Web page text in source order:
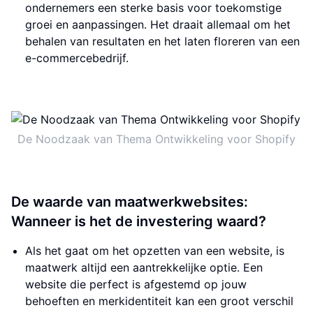
ondernemers een sterke basis voor toekomstige
groei en aanpassingen. Het draait allemaal om het
behalen van resultaten en het laten floreren van een
e-commercebedrijf.
De Noodzaak van Thema Ontwikkeling voor Shopify
De waarde van maatwerkwebsites:
Wanneer is het de investering waard?
Als het gaat om het opzetten van een website, is
maatwerk altijd een aantrekkelijke optie. Een
website die perfect is afgestemd op jouw
behoeften en merkidentiteit kan een groot verschil